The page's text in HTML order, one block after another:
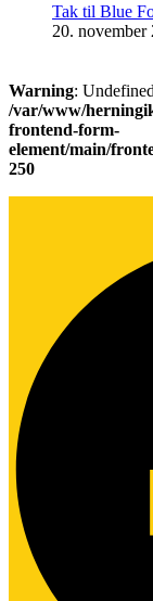
Tak til Blue
20. november
Warning:
/var/www/
frontend-form-
element/main/
250